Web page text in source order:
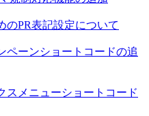
のPR表記設定について
ペーンショートコードの追
スメニューショートコード